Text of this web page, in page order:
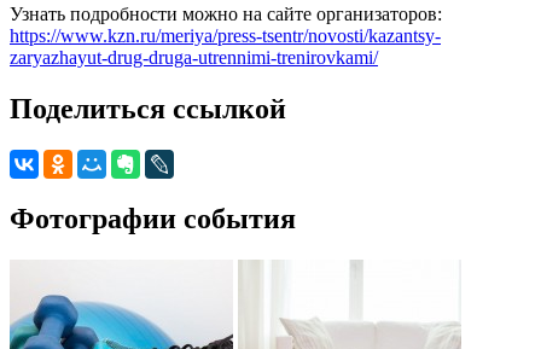
Узнать подробности можно на сайте организаторов:
https://www.kzn.ru/meriya/press-tsentr/novosti/kazantsy-
zaryazhayut-drug-druga-utrennimi-trenirovkami/
Поделиться ссылкой
Фотографии события